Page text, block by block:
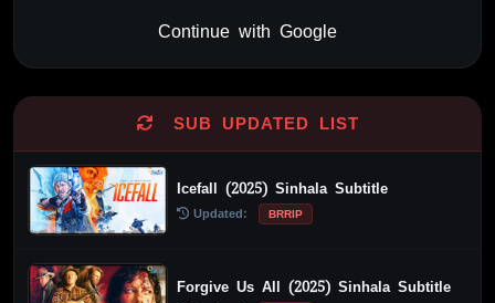
Continue with Google
SUB UPDATED LIST
Icefall (2025) Sinhala Subtitle
Updated: BRRIP
Forgive Us All (2025) Sinhala Subtitle